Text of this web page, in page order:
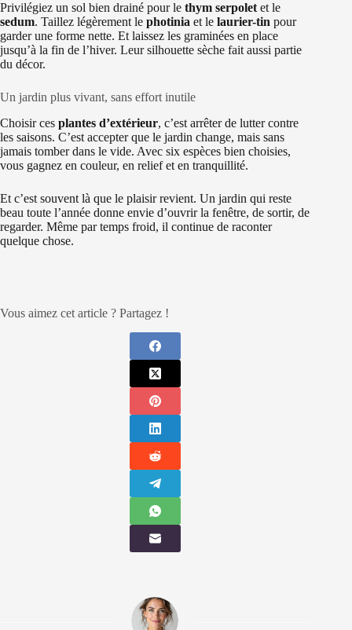
Privilégiez un sol bien drainé pour le thym serpolet et le
sedum. Taillez légèrement le photinia et le laurier-tin pour
garder une forme nette. Et laissez les graminées en place
jusqu’à la fin de l’hiver. Leur silhouette sèche fait aussi partie
du décor.
Un jardin plus vivant, sans effort inutile
Choisir ces plantes d’extérieur, c’est arrêter de lutter contre
les saisons. C’est accepter que le jardin change, mais sans
jamais tomber dans le vide. Avec six espèces bien choisies,
vous gagnez en couleur, en relief et en tranquillité.
Et c’est souvent là que le plaisir revient. Un jardin qui reste
beau toute l’année donne envie d’ouvrir la fenêtre, de sortir, de
regarder. Même par temps froid, il continue de raconter
quelque chose.
Vous aimez cet article ? Partagez !